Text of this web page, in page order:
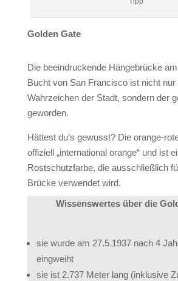
Golden Gate
Die beeindruckende Hängebrücke
Bucht von San Francisco ist nicht nur
Wahrzeichen der Stadt, sondern der
geworden.
Hättest du’s gewusst? Die orange-
offiziell „international orange“ und ist
Rostschutzfarbe, die ausschließlich
Brücke verwendet wird.
Wissenswertes über die
sie wurde am 27.5.1937 nach 4
eingweiht
sie ist 2.737 Meter lang (inklusive